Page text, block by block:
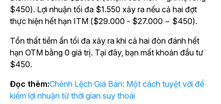
$450). Lợi nhuận tối đa $1.550 xảy ra nếu cả hai đợt
thực hiện hết hạn ITM ($29.000 - $27.000 − $450).
Tổn thất tiềm ẩn tối đa xảy ra khi cả hai đòn đánh hết
hạn OTM bằng 0 giá trị. Tại đây, bạn mất khoản đầu tư
$450.
Đọc thêm:Chênh Lệch Giá Bán: Một cách tuyệt vời để
kiếm lợi nhuận từ thời gian suy thoái